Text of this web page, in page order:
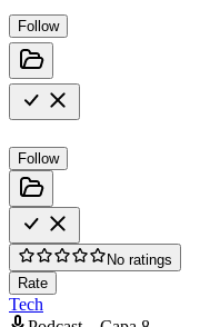
Follow
Follow
No ratings
Rate
Tech